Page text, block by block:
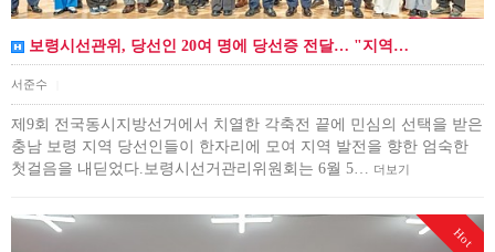
보령시선관위, 당선인 20여 명에 당선증 전달… "지역…
서준수
제9회 전국동시지방선거에서 치열한 각축전 끝에 민심의 선택을 받은
충남 보령 지역 당선인들이 한자리에 모여 지역 발전을 향한 엄숙한
첫걸음을 내딛었다.보령시선거관리위원회는 6월 5…
더보기
Hot